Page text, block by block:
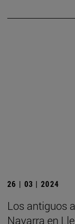
26 | 03 | 2024
Los antiguos
Navarra en